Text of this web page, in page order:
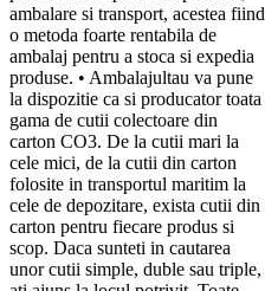
ambalare si transport, acestea fiind
o metoda foarte rentabila de
ambalaj pentru a stoca si expedia
produse. • Ambalajultau va pune
la dispozitie ca si producator toata
gama de cutii colectoare din
carton CO3. De la cutii mari la
cele mici, de la cutii din carton
folosite in transportul maritim la
cele de depozitare, exista cutii din
carton pentru fiecare produs si
scop. Daca sunteti in cautarea
unor cutii simple, duble sau triple,